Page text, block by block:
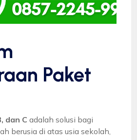
Paket
dan C adalah solusi bagi
berusia di atas usia sekolah,